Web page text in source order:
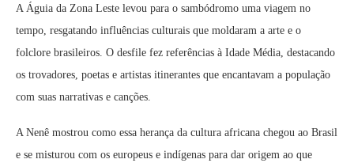
A Águia da Zona Leste levou para o sambódromo uma viagem no
tempo, resgatando influências culturais que moldaram a arte e o
folclore brasileiros. O desfile fez referências à Idade Média, destacando
os trovadores, poetas e artistas itinerantes que encantavam a população
com suas narrativas e canções.
A Nenê mostrou como essa herança da cultura africana chegou ao Brasil
e se misturou com os europeus e indígenas para dar origem ao que